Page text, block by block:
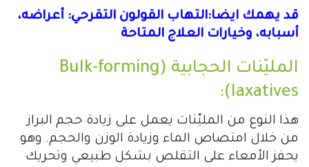
قد يهمك ايضا:التهاب القولون التقرحي: أعراضه،
أسبابه، وخيارات العلاج المتاحة
المليّنات الحجابية (Bulk-forming
laxatives):
هذا النوع من المليّنات يعمل على زيادة حجم البراز
من خلال امتصاص الماء وزيادة الوزن والحجم. وهو
يحفز الأمعاء على التقلص بشكل طبيعي وتحريك